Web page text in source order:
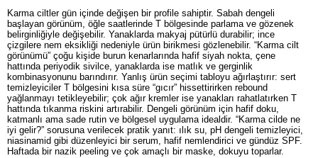
Karma ciltler gün içinde değişen bir profile sahiptir. Sabah dengeli
başlayan görünüm, öğle saatlerinde T bölgesinde parlama ve gözenek
belirginliğiyle değişebilir. Yanaklarda makyaj pütürlü durabilir; ince
çizgilere nem eksikliği nedeniyle ürün birikmesi gözlenebilir. “Karma cilt
görünümü” çoğu kişide burun kenarlarında hafif siyah nokta, çene
hattında periyodik sivilce, yanaklarda ise matlık ve gerginlik
kombinasyonunu barındırır. Yanlış ürün seçimi tabloyu ağırlaştırır: sert
temizleyiciler T bölgesini kısa süre “gıcır” hissettirirken rebound
yağlanmayı tetikleyebilir; çok ağır kremler ise yanakları rahatlatırken T
hattında tıkanma riskini artırabilir. Dengeli görünüm için hafif doku,
katmanlı ama sade rutin ve bölgesel uygulama idealdir. “Karma cilde ne
iyi gelir?” sorusuna verilecek pratik yanıt: ılık su, pH dengeli temizleyici,
niasinamid gibi düzenleyici bir serum, hafif nemlendirici ve gündüz SPF.
Haftada bir nazik peeling ve çok amaçlı bir maske, dokuyu toparlar.